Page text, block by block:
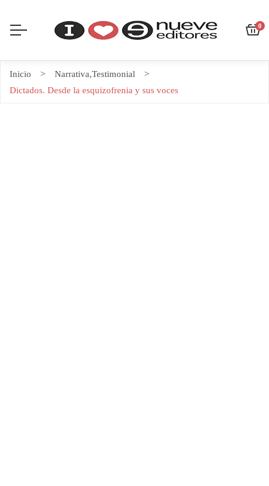
0
Inicio Narrativa,Testimonial
Dictados. Desde la esquizofrenia y sus voces